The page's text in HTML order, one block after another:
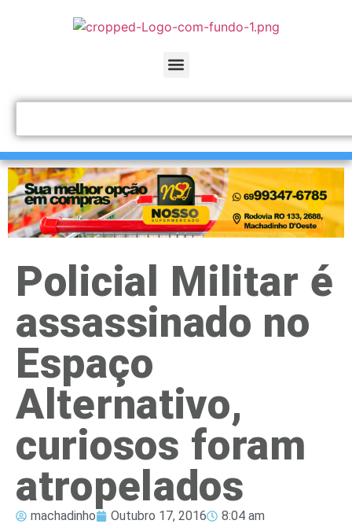
Policial Militar é
assassinado no
Espaço
Alternativo,
curiosos foram
atropelados
machadinho Outubro 17, 2016 8:04 am